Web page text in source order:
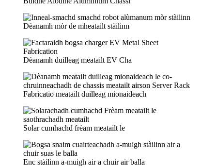
Dèanamh mòr de mheatailt stàilinn
Dèanamh duilleag meatailt EV Cha
Fabricatio meatailt duilleag mionaideach
Solar cumhachd frèam meatailt le
Enc stàilinn a-muigh air a chuir air balla